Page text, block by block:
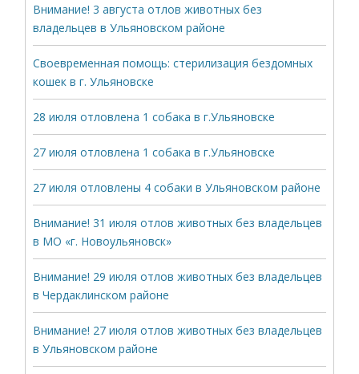
Внимание! 3 августа отлов животных без
владельцев в Ульяновском районе
Своевременная помощь: стерилизация бездомных
кошек в г. Ульяновске
28 июля отловлена 1 собака в г.Ульяновске
27 июля отловлена 1 собака в г.Ульяновске
27 июля отловлены 4 собаки в Ульяновском районе
Внимание! 31 июля отлов животных без владельцев
в МО «г. Новоульяновск»
Внимание! 29 июля отлов животных без владельцев
в Чердаклинском районе
Внимание! 27 июля отлов животных без владельцев
в Ульяновском районе